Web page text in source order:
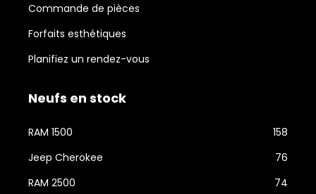
Commande de pièces
Forfaits esthétiques
Planifiez un rendez-vous
Neufs en stock
RAM 1500
158
Jeep Cherokee
76
RAM 2500
74